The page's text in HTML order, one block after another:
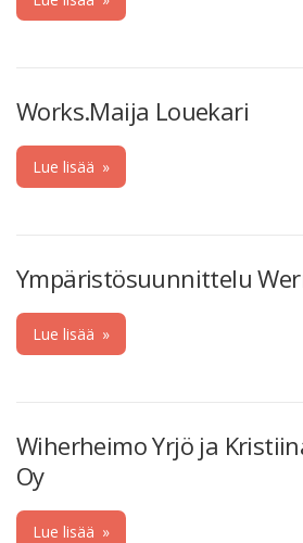
Works.Maija Louekari
Lue lisää »
Ympäristösuunnittelu
Lue lisää »
Wiherheimo Yrjö ja
Oy
Lue lisää »